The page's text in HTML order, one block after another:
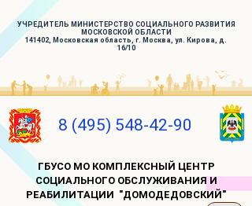
УЧРЕДИТЕЛЬ МИНИСТЕРСТВО СОЦИАЛЬНОГО РАЗВИТИЯ
МОСКОВСКОЙ ОБЛАСТИ
141402, Московская область, г. Москва, ул. Кирова, д.
16/10
8 (495) 548-42-90
ГБУСО МО КОМПЛЕКСНЫЙ ЦЕНТР
СОЦИАЛЬНОГО ОБСЛУЖИВАНИЯ И
РЕАБИЛИТАЦИИ "ДОМОДЕДОВСКИЙ"